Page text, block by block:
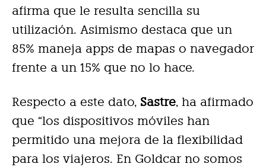
afirma que le resulta sencilla su
utilización. Asimismo destaca que un
85% maneja apps de mapas o navegador
frente a un 15% que no lo hace.
Respecto a este dato, Sastre, ha afirmado
que “los dispositivos móviles han
permitido una mejora de la flexibilidad
para los viajeros. En Goldcar no somos